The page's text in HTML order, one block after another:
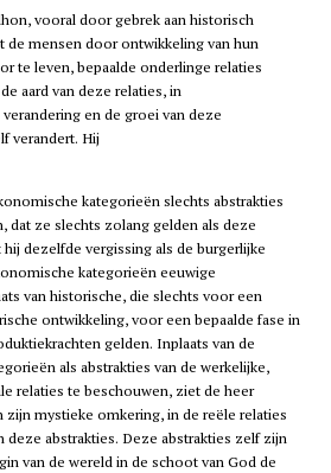
vooral door gebrek aan historisch
de mensen door ontwikkeling van hun
te leven, bepaalde onderlinge relaties
aard van deze relaties, in
en de groei van deze
verandert. Hij
kategorieën slechts abstrakties
dat ze slechts zolang gelden als deze
dezelfde vergissing als de burgerlijke
kategorieën eeuwige
van historische, die slechts voor een
ontwikkeling, voor een bepaalde fase in
gelden. Inplaats van de
als abstrakties van de werkelijke,
relaties te beschouwen, ziet de heer
mystieke omkering, in de reële relaties
deze abstrakties. Deze abstrakties zelf zijn
van de wereld in de schoot van God de